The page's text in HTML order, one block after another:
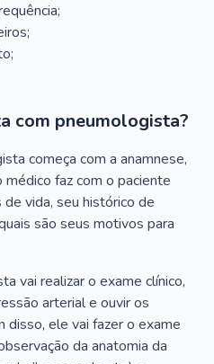
com pneumologista?
começa com a anamnese,
faz com o paciente
vida, seu histórico de
são seus motivos para
vai realizar o exame clínico,
arterial e ouvir os
disso, ele vai fazer o exame
da anatomia da